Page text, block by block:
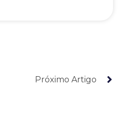
Próximo Artigo